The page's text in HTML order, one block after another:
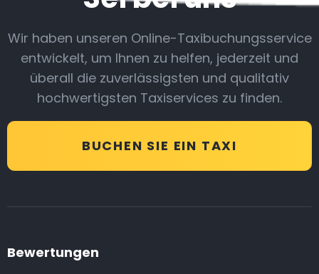
Wir haben unseren Online-Taxibuchungsservice
entwickelt, um Ihnen zu helfen, jederzeit und
überall die zuverlässigsten und qualitativ
hochwertigsten Taxiservices zu finden.
BUCHEN SIE EIN TAXI
Bewertungen